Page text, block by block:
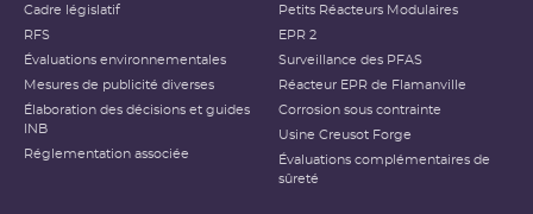
Cadre législatif
RFS
Évaluations environnementales
Mesures de publicité diverses
Élaboration des décisions et guides
INB
Réglementation associée
Petits Réacteurs Modulaires
EPR 2
Surveillance des PFAS
Réacteur EPR de Flamanville
Corrosion sous contrainte
Usine Creusot Forge
Évaluations complémentaires de
sûreté